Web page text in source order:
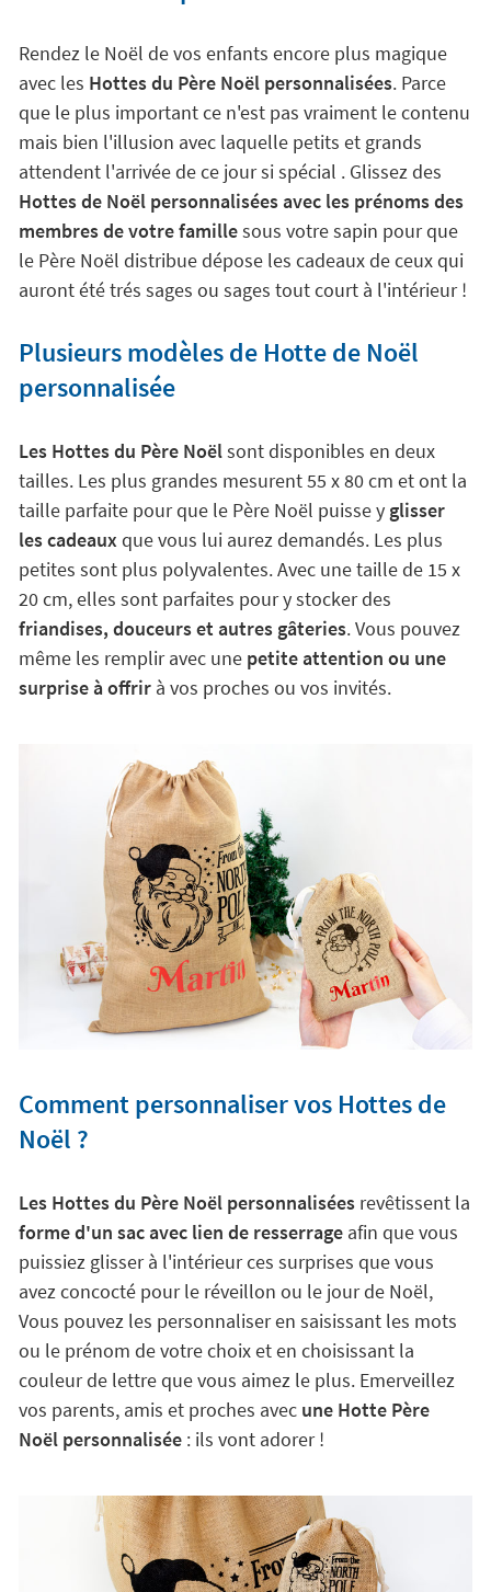
Surprenez petits et grands avec une
Hotte de Noël personnalisée
Rendez le Noël de vos enfants encore plus magique
avec lesHottes du Père Noël personnalisées
. Parce
que le plus important ce n'est pas vraiment le contenu
mais bien l'illusion avec laquelle petits et grands
attendent l'arrivée de ce jour si spécial . Glissez des
Hottes de Noël personnalisées avec les prénoms des
membres de votre famille
auront été trés sages ou sages tout court à l'intérieur !
Plusieurs modèles de Hotte de Noël
personnalisée
Les Hottes du Père Noël
sont disponibles en deux
tailles. Les plus grandes mesurent 55 x 80 cm et ont la
taille parfaite pour que le Père Noël puisse y
les cadeaux
que vous lui aurez demandés. Les plus
20 cm, elles sont parfaites pour y stocker des
friandises, douceurs et autres gâteries
même les remplir avec unepetite attention ou une
surprise à offrirà vos proches ou vos invités.
Comment personnaliser vos Hottes de
Noël ?
Les Hottes du Père Noël personnalisées
revêtissent la
forme d'un sac avec lien de resserrageafin que vous
puissiez glisser à l'intérieur ces surprises que vous
avez concocté pour le réveillon ou le jour de Noël,
ou le prénom de votre choix et en choisissant la
couleur de lettre que vous aimez le plus. Emerveillez
vos parents, amis et proches avecune Hotte Père